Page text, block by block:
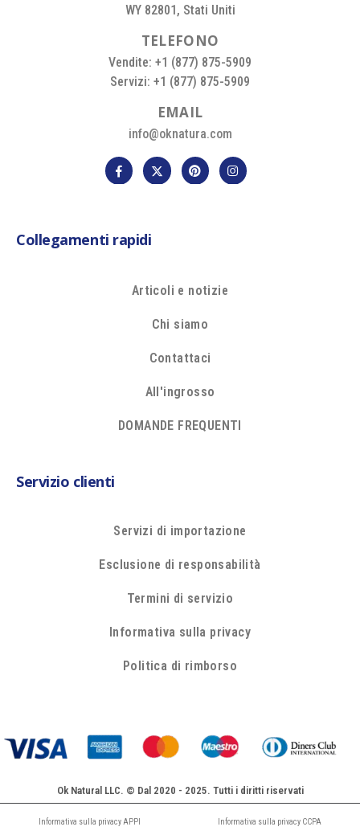
WY 82801, Stati Uniti
TELEFONO
Vendite: +1 (877) 875-5909
Servizi: +1 (877) 875-5909
EMAIL
info@oknatura.com
Collegamenti rapidi
Articoli e notizie
Chi siamo
Contattaci
All'ingrosso
DOMANDE FREQUENTI
Servizio clienti
Servizi di importazione
Esclusione di responsabilità
Termini di servizio
Informativa sulla privacy
Politica di rimborso
Ok Natural LLC. © Dal 2020 - 2025. Tutti i diritti riservati
Informativa sulla privacy APPI Informativa sulla privacy CCPA